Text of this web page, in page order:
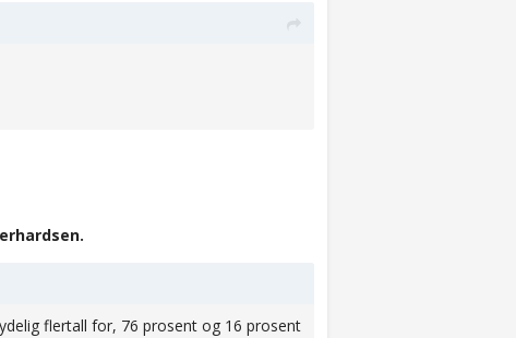
flertall for, 76 prosent og 16 prosent